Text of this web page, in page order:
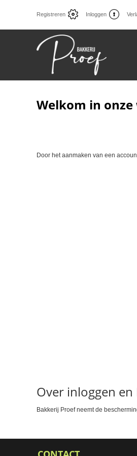
Registreren Inloggen
Welkom in
Door het aanmaken van een
Over inloggen en
Bakkerij Proef neemt de